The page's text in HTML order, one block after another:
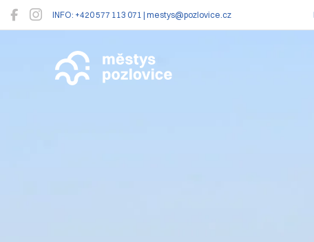
INFO: +420 577 113 071 | mestys@pozlovice.cz
Pozlovice